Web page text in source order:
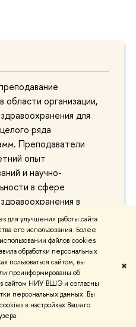
для улучшения работы сайта
его использования. Более
файлов cookies
обработки персональных
пользоваться сайтом, вы
проинформированы об
сайтом НИУ ВШЭ и согласны
персональных данных. Вы
в настройках Вашего
✖
области организации,
для
ряда
Преподаватели
опыт
и научно-
в сфере
в
здравоохранения РФ,
развития РФ,
региональных
опыт
в медицинском,
бизнесе.